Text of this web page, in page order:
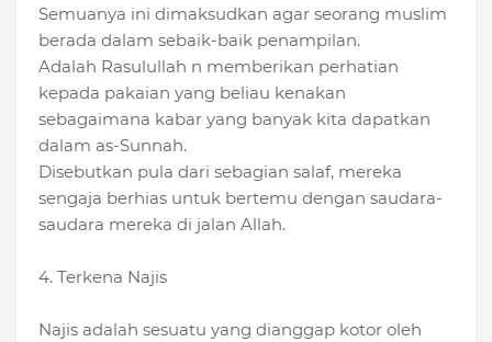
Semuanya ini dimaksudkan agar seorang muslim
berada dalam sebaik-baik penampilan.
Adalah Rasulullah n memberikan perhatian
kepada pakaian yang beliau kenakan
sebagaimana kabar yang banyak kita dapatkan
dalam as-Sunnah.
Disebutkan pula dari sebagian salaf, mereka
sengaja berhias untuk bertemu dengan saudara-
saudara mereka di jalan Allah.
4. Terkena Najis
Najis adalah sesuatu yang dianggap kotor oleh